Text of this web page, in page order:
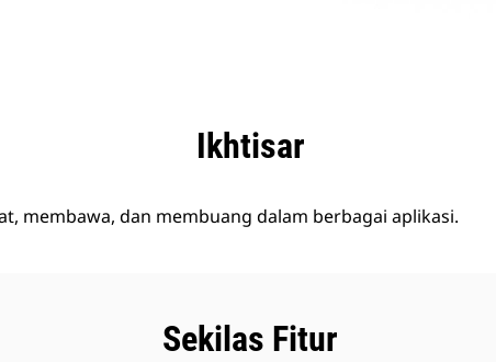
Ikhtisar
membawa, dan membuang dalam berbagai aplikasi.
Sekilas Fitur